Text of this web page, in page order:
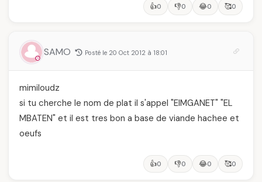
👍0 👎0 😂0 🥰0
SAMO Posté le 20 Oct 2012 à 18:01
mimiloudz
si tu cherche le nom de plat il s'appel "ElMGANET" "EL
MBATEN" et il est tres bon a base de viande hachee et
oeufs
👍0 👎0 😂0 🥰0